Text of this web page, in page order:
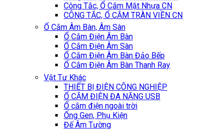
Công Tắc, Ổ Cắm Mặt Nhựa CN
CÔNG TẮC, Ổ CẮM TRÀN VIỀN CN
Ổ Cắm Âm Bàn, Âm Sàn
Ổ Cắm Điện Âm Bàn
Ổ Cắm Điện Âm Sàn
Ổ Cắm Điện Âm Bàn Đảo Bếp
Ổ Cắm Điện Âm Bàn Thanh Ray
Vật Tư Khác
THIẾT BỊ ĐIỆN CÔNG NGHIỆP
Ổ CẮM ĐIỆN ĐA NĂNG USB
Ổ cắm điện ngoài trời
Ống Gen, Phụ Kiện
Đế Âm Tường